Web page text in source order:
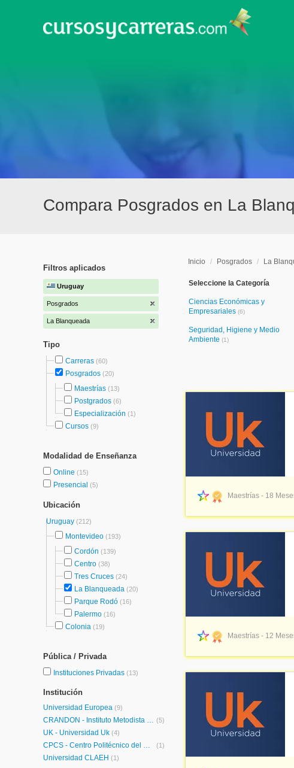
Compara Posgrados en La
Filtros aplicados
Uruguay
Posgrados
La Blanqueada
Tipo
Carreras (60)
Posgrados (20)
Maestrías (13)
Postgrados (6)
Especialización (1)
Cursos (9)
Modalidad de Enseñanza
Online (15)
Presencial (5)
Ubicación
Uruguay (212)
Montevideo (193)
Cordón (139)
Centro (38)
Tres Cruces (24)
La Blanqueada (20)
Parque Rodó (16)
Palermo (16)
Colonia (19)
Pública / Privada
Instituciones Privadas (13)
Institución
Universidad Europea (9)
CRANDON - Instituto Metodista Universitario Crandon (5)
UK - Universidad Uk (4)
CPCS - Centro Politécnico del Cono Sur (1)
Universidad CLAEH (1)
Inicio / Posgrados / La
Seleccione la Categoría
Ciencias Económicas y
Empresariales (6)
Seguridad, Higiene y Medio
Ambiente (1)
Maestrías - 18
Maestrías - 12